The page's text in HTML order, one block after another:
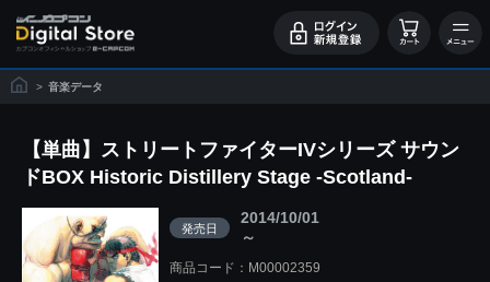
> 音楽データ
【単曲】ストリートファイターIVシリーズ サウン
ドBOX Historic Distillery Stage -Scotland-
発売日
2014/10/01
～
商品コード：M00002359